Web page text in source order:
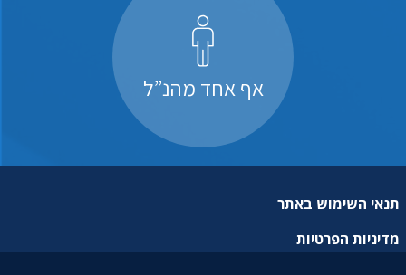
אף אחד מהנ”ל
תנאי השימוש באתר
מדיניות הפרטיות